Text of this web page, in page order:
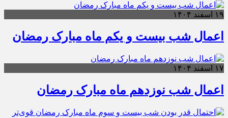
۱۹ اسفند ۱۴۰۴
اعمال شب بیست و یکم ماه مبارک رمضان
۱۷ اسفند ۱۴۰۴
اعمال شب نوزدهم ماه مبارک رمضان